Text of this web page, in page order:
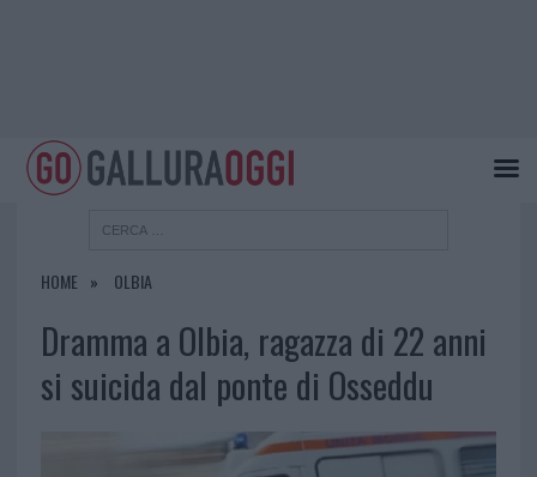
HOME OLBIA
Dramma a Olbia, ragazza di 22 anni
si suicida dal ponte di Osseddu